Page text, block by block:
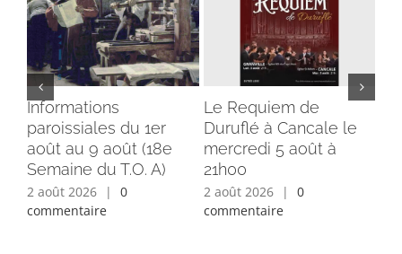
Informations
paroissiales du 1er
août au 9 août (18e
Semaine du T.O. A)
2 août 2026 |
0
commentaire
Le Requiem de
Duruflé à Cancale le
mercredi 5 août à
21h00
2 août 2026 |
0
commentaire